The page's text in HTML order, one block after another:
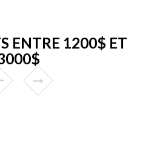
ENTRE 1200$ ET